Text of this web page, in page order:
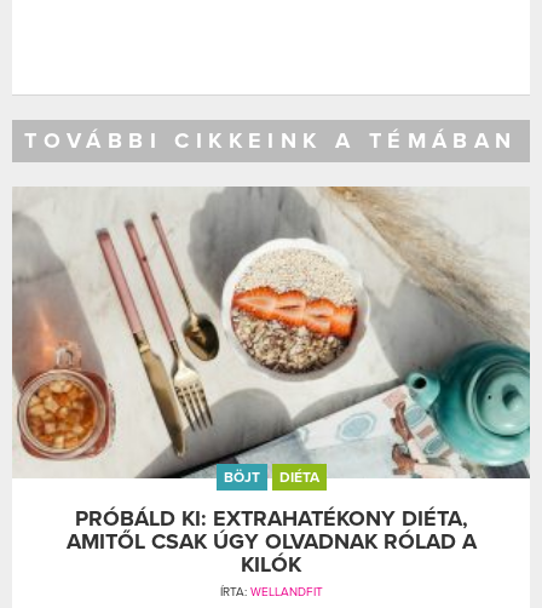
TOVÁBBI CIKKEINK A TÉMÁBAN
BÖJT DIÉTA
PRÓBÁLD KI: EXTRAHATÉKONY DIÉTA,
AMITŐL CSAK ÚGY OLVADNAK RÓLAD A
KILÓK
ÍRTA: WELLANDFIT